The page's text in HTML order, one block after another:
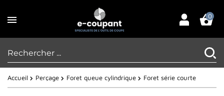
0
Accueil Perçage Foret queue cylindrique Foret série courte